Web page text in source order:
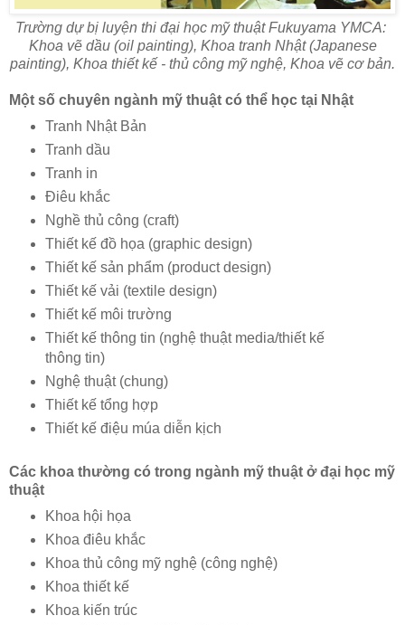
Trường dự bị luyện thi đại học mỹ thuật Fukuyama YMCA:
Khoa vẽ dầu (oil painting), Khoa tranh Nhật (Japanese
painting), Khoa thiết kế - thủ công mỹ nghệ, Khoa vẽ cơ bản.
Một số chuyên ngành mỹ thuật có thể học tại Nhật
Tranh Nhật Bản
Tranh dầu
Tranh in
Điêu khắc
Nghề thủ công (craft)
Thiết kế đồ họa (graphic design)
Thiết kế sản phẩm (product design)
Thiết kế vải (textile design)
Thiết kế môi trường
Thiết kế thông tin (nghệ thuật media/thiết kế
thông tin)
Nghệ thuật (chung)
Thiết kế tổng hợp
Thiết kế điệu múa diễn kịch
Các khoa thường có trong ngành mỹ thuật ở đại học mỹ
thuật
Khoa hội họa
Khoa điêu khắc
Khoa thủ công mỹ nghệ (công nghệ)
Khoa thiết kế
Khoa kiến trúc